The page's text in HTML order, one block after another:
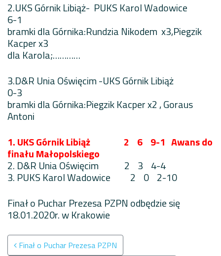
2.UKS Górnik Libiąż- PUKS Karol Wadowice
6-1
bramki dla Górnika:Rundzia Nikodem x3,Piegzik
Kacper x3
dla Karola;…………
3.D&R Unia Oświęcim -UKS Górnik Libiąż
0-3
bramki dla Górnika:Piegzik Kacper x2 , Goraus
Antoni
1. UKS Górnik Libiąż 2 6 9-1 Awans do
finału Małopolskiego
2. D&R Unia Oświęcim 2 3 4-4
3. PUKS Karol Wadowice 2 0 2-10
Finał o Puchar Prezesa PZPN odbędzie się
18.01.2020r. w Krakowie
Nawigacja po wpisach
Finał o Puchar Prezesa PZPN